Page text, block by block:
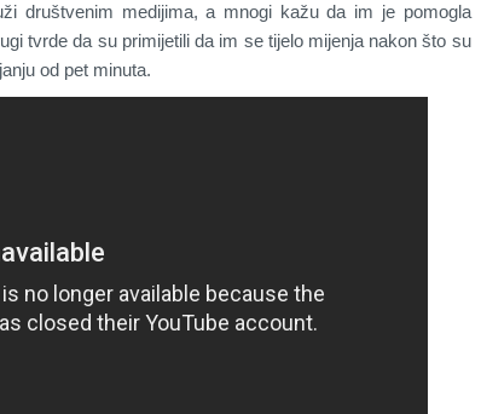
društvenim medijima, a mnogi kažu da im je pomogla
tvrde da su primijetili da im se tijelo mijenja nakon što su
od pet minuta.